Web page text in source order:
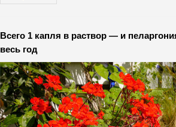
Всего 1 капля в раствор — и пеларгония цветёт непрерывно
весь год